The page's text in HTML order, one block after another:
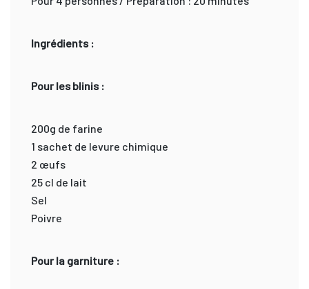
Ingrédients :
Pour les blinis :
200g de farine
1 sachet de levure chimique
2 œufs
25 cl de lait
Sel
Poivre
Pour la garniture :